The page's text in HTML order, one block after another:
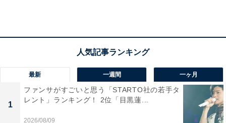
にしています（40代・女性）」
「出ないように置き型の殺虫剤をばらまいておく。１年
に一度総取り換えする（40代・男性）」
最新 一週間 一ヶ月
1
ファンサがすごいと思う「STARTO社の若手タ
レント」ランキング！ 2位「目黒蓮...
2026/08/09